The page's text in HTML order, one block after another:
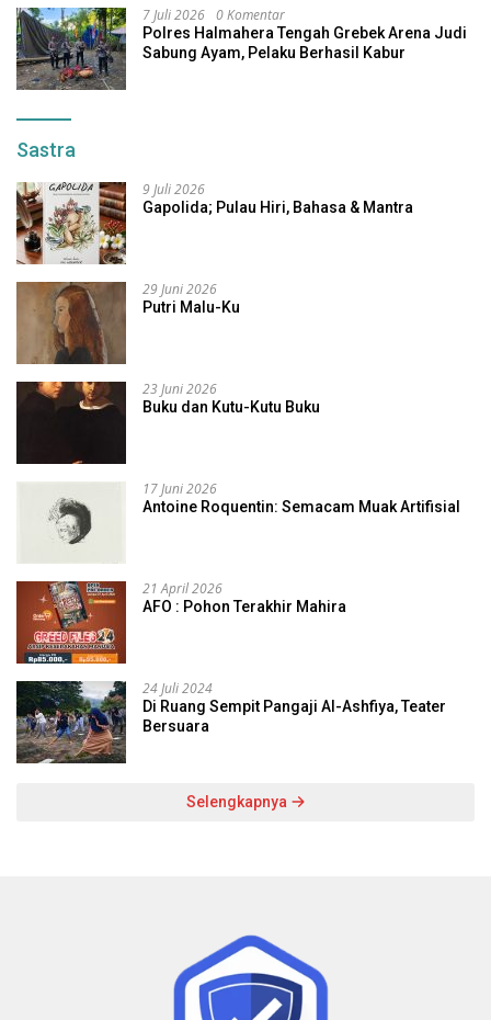
7 Juli 2026 0 Komentar
Polres Halmahera Tengah Grebek Arena Judi
Sabung Ayam, Pelaku Berhasil Kabur
Sastra
9 Juli 2026
Gapolida; Pulau Hiri, Bahasa & Mantra
29 Juni 2026
Putri Malu-Ku
23 Juni 2026
Buku dan Kutu-Kutu Buku
17 Juni 2026
Antoine Roquentin: Semacam Muak Artifisial
21 April 2026
AFO : Pohon Terakhir Mahira
24 Juli 2024
Di Ruang Sempit Pangaji Al-Ashfiya, Teater
Bersuara
Selengkapnya